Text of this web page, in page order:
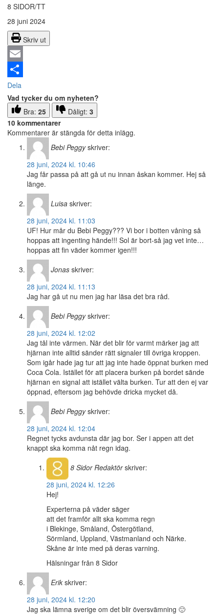
8 SIDOR/TT
28 juni 2024
Skriv ut
Email
Dela
Vad tycker du om nyheten?
Bra: 25 Dåligt: 3
10 kommentarer
Kommentarer är stängda för detta inlägg.
Bebi Peggy skriver:
28 juni, 2024 kl. 10:46
Jag får passa på att gå ut nu innan åskan kommer. Hej så
länge.
Luisa skriver:
28 juni, 2024 kl. 11:03
UF! Hur mår du Bebi Peggy??? Vi bor i botten våning så
hoppas att ingenting hände!!! Sol är bort-så jag vet inte…
hoppas att fin väder kommer igen!!!
Jonas skriver:
28 juni, 2024 kl. 11:13
Jag har gå ut nu men jag har läsa det bra råd.
Bebi Peggy skriver:
28 juni, 2024 kl. 12:02
Jag tål inte värmen. När det blir för varmt märker jag att
hjärnan inte alltid sänder rätt signaler till övriga kroppen.
Som igår hade jag tur att jag inte hade öppnat burken med
Coca Cola. Istället för att placera burken på bordet sände
hjärnan en signal att istället välta burken. Tur att den ej var
öppnad, eftersom jag behövde dricka mycket då.
Bebi Peggy skriver:
28 juni, 2024 kl. 12:04
Regnet tycks avdunsta där jag bor. Ser i appen att det
knappt ska komma nåt regn idag.
8 SidorRedaktör skriver:
28 juni, 2024 kl. 12:26
Hej!
Experterna på väder säger
att det framför allt ska komma regn
i Blekinge, Småland, Östergötland,
Sörmland, Uppland, Västmanland och Närke.
Skåne är inte med på deras varning.
Hälsningar från 8 Sidor
Erik skriver:
28 juni, 2024 kl. 12:20
Jag ska lämna sverige om det blir översvämning 🙂